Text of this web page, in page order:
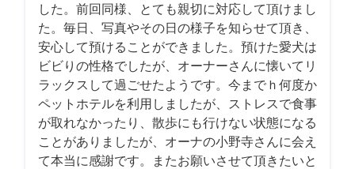
した。前回同様、とても親切に対応して頂けまし
た。毎日、写真やその日の様子を知らせて頂き、
安心して預けることができました。預けた愛犬は
ビビりの性格でしたが、オーナーさんに懐いてリ
ラックスして過ごせたようです。今までｈ何度か
ペットホテルを利用しましたが、ストレスで食事
が取れなかったり、散歩にも行けない状態になる
ことがありましたが、オーナの小野寺さんに会え
て本当に感謝です。またお願いさせて頂きたいと